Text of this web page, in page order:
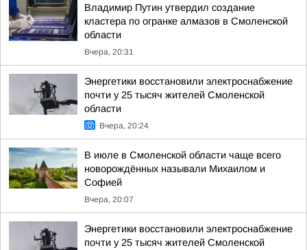
Владимир Путин утвердил создание
кластера по огранке алмазов в Смоленской
области
Вчера, 20:31
Энергетики восстановили электроснабжение
почти у 25 тысяч жителей Смоленской
области
Вчера, 20:24
В июле в Смоленской области чаще всего
новорождённых называли Михаилом и
Софией
Вчера, 20:07
Энергетики восстановили электроснабжение
почти у 25 тысяч жителей Смоленской